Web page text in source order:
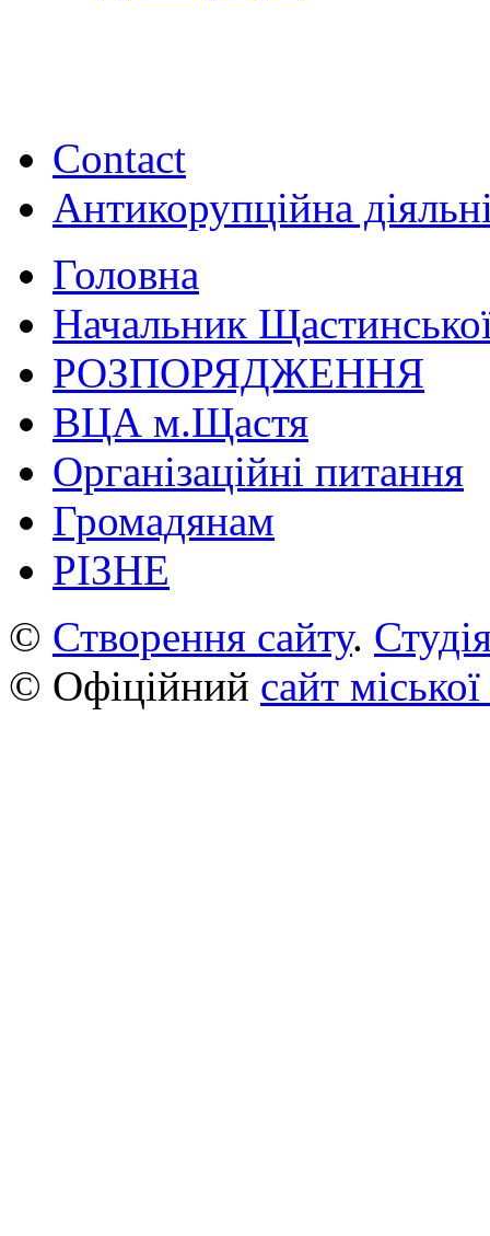
Contact
Антикорупційна
Головна
Начальник
РОЗПОРЯДЖЕННЯ
ВЦА м.Щастя
Організаційні питання
Громадянам
РІЗНЕ
© Створення сайту.
© Офіційний сайт